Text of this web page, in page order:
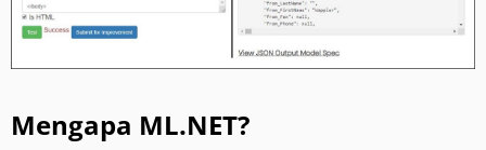
Mengapa ML.NET?